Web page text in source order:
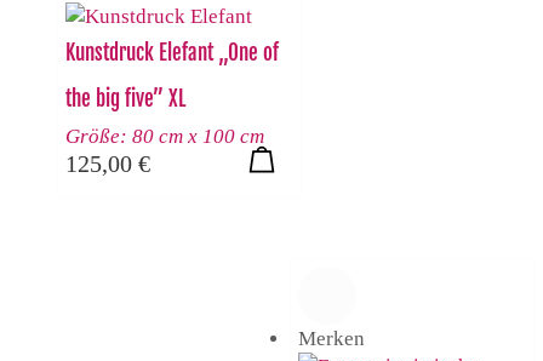
Kunstdruck Elefant „One of
the big five” XL
Größe: 80 cm x 100 cm
125,00 €
Merken